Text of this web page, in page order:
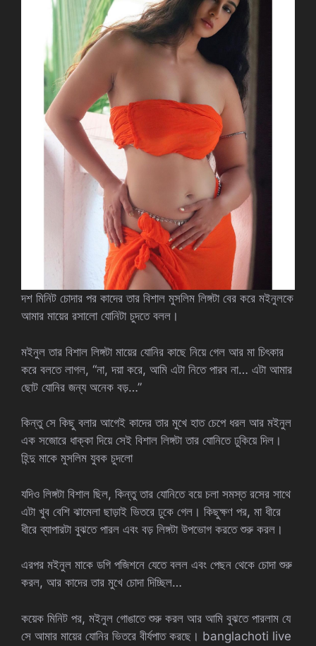
দশ মিনিট চোদার পর কাদের তার বিশাল মুসলিম লিঙ্গটা বের করে মইনুলকে
আমার মায়ের রসালো যোনিটা চুদতে বলল।
মইনুল তার বিশাল লিঙ্গটা মায়ের যোনির কাছে নিয়ে গেল আর মা চিৎকার
করে বলতে লাগল, “না, দয়া করে, আমি এটা নিতে পারব না… এটা আমার
ছোট যোনির জন্য অনেক বড়…”
কিন্তু সে কিছু বলার আগেই কাদের তার মুখে হাত চেপে ধরল আর মইনুল
এক সজোরে ধাক্কা দিয়ে সেই বিশাল লিঙ্গটা তার যোনিতে ঢুকিয়ে দিল।
হিন্দু মাকে মুসলিম যুবক চুদলো
যদিও লিঙ্গটা বিশাল ছিল, কিন্তু তার যোনিতে বয়ে চলা সমস্ত রসের সাথে
এটা খুব বেশি ঝামেলা ছাড়াই ভিতরে ঢুকে গেল। কিছুক্ষণ পর, মা ধীরে
ধীরে ব্যাপারটা বুঝতে পারল এবং বড় লিঙ্গটা উপভোগ করতে শুরু করল।
এরপর মইনুল মাকে ডগি পজিশনে যেতে বলল এবং পেছন থেকে চোদা শুরু
করল, আর কাদের তার মুখে চোদা দিচ্ছিল…
কয়েক মিনিট পর, মইনুল গোঙাতে শুরু করল আর আমি বুঝতে পারলাম যে
সে আমার মায়ের যোনির ভিতরে বীর্যপাত করছে। banglachoti live